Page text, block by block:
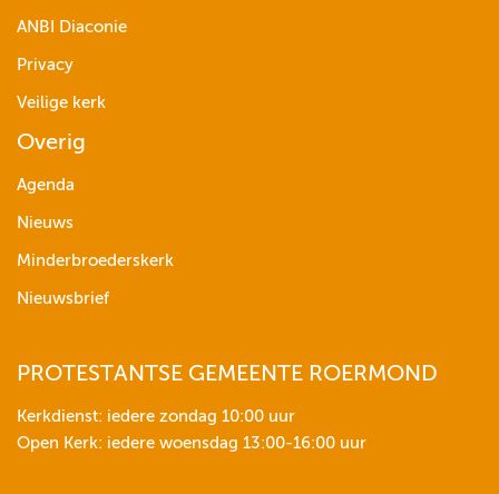
ANBI Diaconie
Privacy
Veilige kerk
Overig
Agenda
Nieuws
Minderbroederskerk
Nieuwsbrief
PROTESTANTSE GEMEENTE ROERMOND
Kerkdienst: iedere zondag 10:00 uur
Open Kerk: iedere woensdag 13:00-16:00 uur